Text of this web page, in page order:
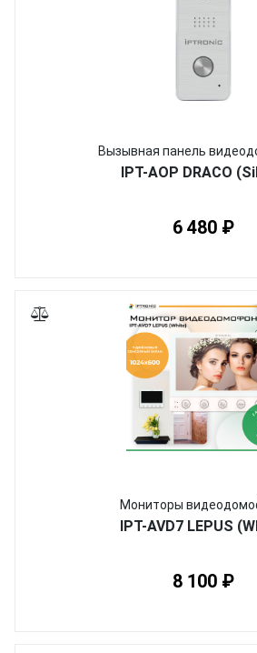
Вызывная панель
IPT-AOP DRACO
6 480 ₽
Мониторы
IPT-AVD7 LEPUS
8 100 ₽